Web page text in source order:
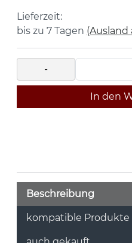
Lieferzeit:
bis zu 7 Tagen
-
In den
Beschreibung
kompatible Produkte